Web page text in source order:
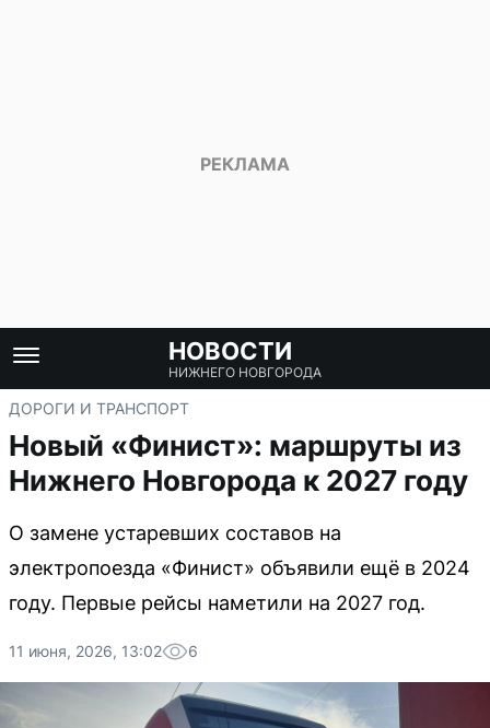
НОВОСТИ
НИЖНЕГО НОВГОРОДА
ДОРОГИ И ТРАНСПОРТ
Новый «Финист»: маршруты из
Нижнего Новгорода к 2027 году
О замене устаревших составов на
электропоезда «Финист» объявили ещё в 2024
году. Первые рейсы наметили на 2027 год.
11 июня, 2026, 13:02 6